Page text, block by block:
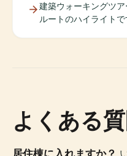
建築ウォーキングツ
ルートのハイライトで
よくある